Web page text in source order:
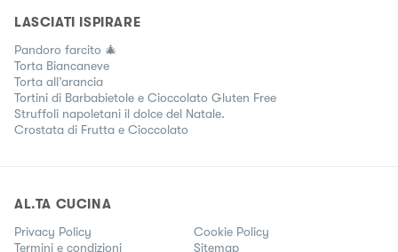
LASCIATI ISPIRARE
Pandoro farcito 🎄
Torta Biancaneve
Torta all’arancia
Tortini di Barbabietole e Cioccolato Gluten Free
Struffoli napoletani il dolce del Natale.
Crostata di Frutta e Cioccolato
AL.TA CUCINA
Privacy Policy
Cookie Policy
Termini e condizioni
Sitemap